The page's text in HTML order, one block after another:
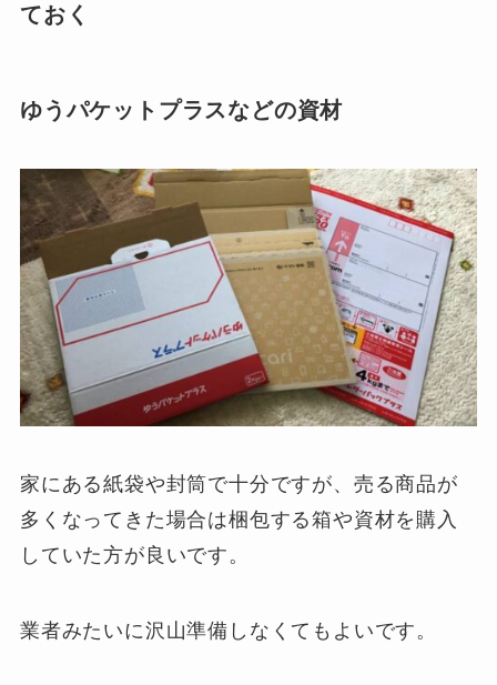
ておく
ゆうパケットプラスなどの資材
家にある紙袋や封筒で十分ですが、売る商品が
多くなってきた場合は梱包する箱や資材を購入
していた方が良いです。
業者みたいに沢山準備しなくてもよいです。